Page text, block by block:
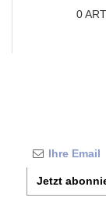
0
Jetzt